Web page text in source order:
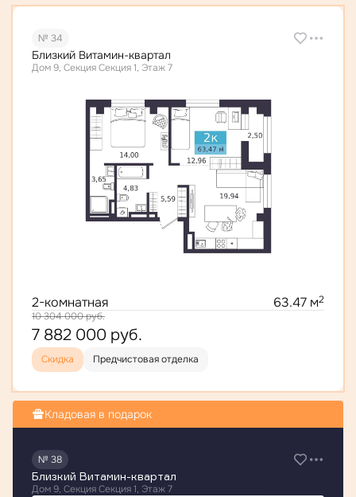
№ 34
Близкий Витамин-квартал
Дом 9, Секция Секция 1, Этаж 7
2-комнатная 63.47 м2
10 304 000руб.
7 882 000 руб.
Скидка Предчистовая отделка
Кладовая в подарок
№ 38
Близкий Витамин-квартал
Дом 9, Секция Секция 1, Этаж 7